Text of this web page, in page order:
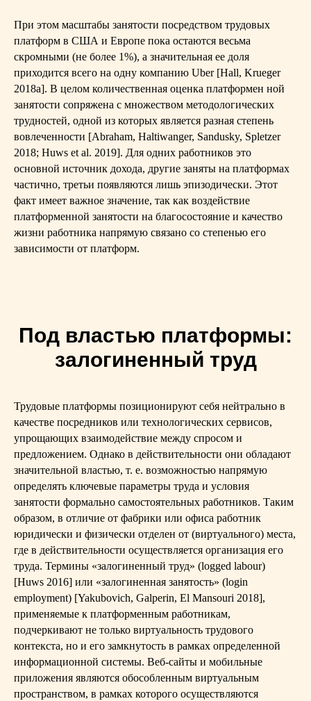
При этом масштабы занятости посредством трудовых
платформ в США и Европе пока остаются весьма
скромными (не более 1%), а значительная ее доля
приходится всего на одну компанию Uber [Hall, Krueger
2018а]. В целом количественная оценка платформен ной
занятости сопряжена с множеством методологических
трудностей, одной из которых является разная степень
вовлеченности [Abraham, Haltiwanger, Sandusky, Spletzer
2018; Huws et al. 2019]. Для одних работников это
основной источник дохода, другие заняты на платформах
частично, третьи появляются лишь эпизодически. Этот
факт имеет важное значение, так как воздействие
платформенной занятости на благосостояние и качество
жизни работника напрямую связано со степенью его
зависимости от платформ.
Под властью платформы:
залогиненный труд
Трудовые платформы позиционируют себя нейтрально в
качестве посредников или технологических сервисов,
упрощающих взаимодействие между спросом и
предложением. Однако в действительности они обладают
значительной властью, т. е. возможностью напрямую
определять ключевые параметры труда и условия
занятости формально самостоятельных работников. Таким
образом, в отличие от фабрики или офиса работник
юридически и физически отделен от (виртуального) места,
где в действительности осуществляется организация его
труда. Термины «залогиненный труд» (logged labour)
[Huws 2016] или «залогиненная занятость» (login
employment) [Yakubovich, Galperin, El Mansouri 2018],
применяемые к платформенным работникам,
подчеркивают не только виртуальность трудового
контекста, но и его замкнутость в рамках определенной
информационной системы. Веб-сайты и мобильные
приложения являются обособленным виртуальным
пространством, в рамках которого осуществляются